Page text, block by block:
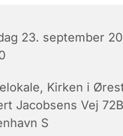
23. september
Kirken i
Jacobsens Vej
S